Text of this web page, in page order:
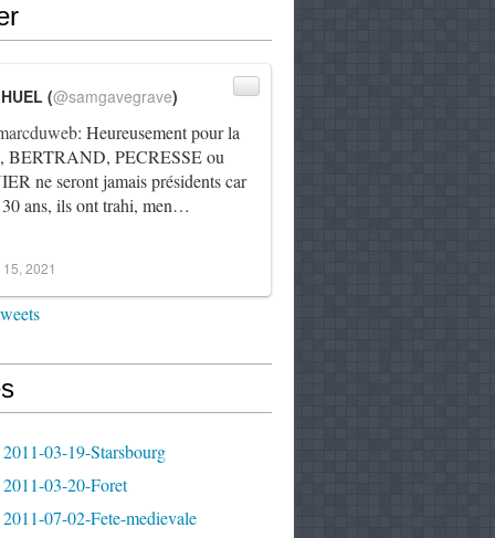
: Heureusement pour la
BERTRAND, PECRESSE ou
ne seront jamais présidents car
ans, ils ont trahi, men…
(@samgavegrave)
2021
03-19-Starsbourg
03-20-Foret
07-02-Fete-medievale